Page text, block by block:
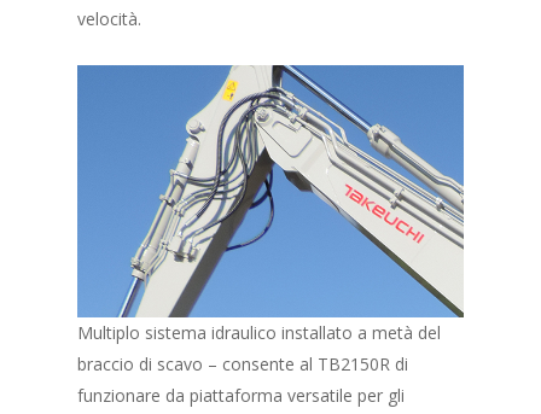
velocità.
Multiplo sistema idraulico installato a metà del
braccio di scavo – consente al TB2150R di
funzionare da piattaforma versatile per gli